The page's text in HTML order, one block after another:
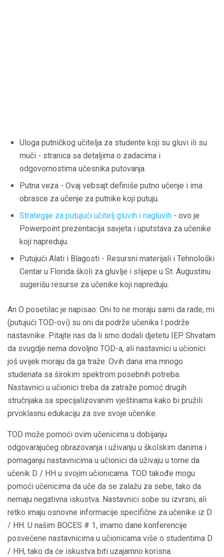
Uloga putničkog učitelja za studente koji su gluvi ili su
muči - stranica sa detaljima o zadacima i
odgovornostima učesnika putovanja.
Putna veza - Ovaj vebsajt definiše putno učenje i ima
obrasce za učenje za putnike koji putuju.
Strategije za putujući učitelj gluvih i nagluvih - ovo je
Powerpoint prezentacija savjeta i uputstava za učenike
koji napreduju.
Putujući Alati i Blagosti - Resursni materijali i Tehnološki
Centar u Florida školi za gluvlje i slijepe u St. Augustinu
sugerišu resurse za učenike koji napreduju.
An O posetilac je napisao: Oni to ne moraju sami da rade, mi
(putujući TOD-ovi) su oni da podrže učenika I podrže
nastavnike. Pitajte nas da li smo dodali djetetu IEP. Shvatam
da svugdje nema dovoljno TOD-a, ali nastavnici u učionici
još uvijek moraju da ga traže. Ovih dana ima mnogo
studenata sa širokim spektrom posebnih potreba.
Nastavnici u učionici treba da zatraže pomoć drugih
stručnjaka sa specijalizovanim vještinama kako bi pružili
prvoklasnu edukaciju za sve svoje učenike.
TOD može pomoći ovim učenicima u dobijanju
odgovarajućeg obrazovanja i uživanju u školskim danima i
pomaganju nastavnicima u učionici da uživaju u tome da
učenik D / HH u svojim učionicama. TOD takođe mogu
pomoći učenicima da uče da se zalažu za sebe, tako da
nemaju negativna iskustva. Nastavnici sobe su izvrsni, ali
retko imaju osnovne informacije specifične za učenike iz D
/ HH. U našim BOCES # 1, imamo dane konferencije
posvećene nastavnicima u učionicama više o studentima D
/ HH, tako da će iskustva biti uzajamno korisna.